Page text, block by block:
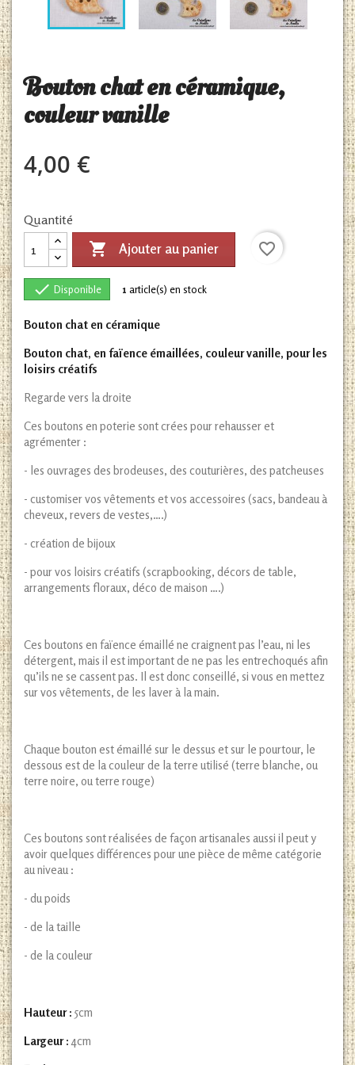
Bouton chat en céramique,
couleur vanille
4,00 €
Quantité
 Ajouter au panier favorite_border
 Disponible 1 article(s) en stock
Bouton chat en céramique
Bouton chat, en faïence émaillées, couleur vanille, pour les
loisirs créatifs
Regarde vers la droite
Ces boutons en poterie sont crées pour rehausser et
agrémenter :
- les ouvrages des brodeuses, des couturières, des patcheuses
- customiser vos vêtements et vos accessoires (sacs, bandeau à
cheveux, revers de vestes,….)
- création de bijoux
- pour vos loisirs créatifs (scrapbooking, décors de table,
arrangements floraux, déco de maison ….)
Ces boutons en faïence émaillé ne craignent pas l’eau, ni les
détergent, mais il est important de ne pas les entrechoqués afin
qu’ils ne se cassent pas. Il est donc conseillé, si vous en mettez
sur vos vêtements, de les laver à la main.
Chaque bouton est émaillé sur le dessus et sur le pourtour, le
dessous est de la couleur de la terre utilisé (terre blanche, ou
terre noire, ou terre rouge)
Ces boutons sont réalisées de façon artisanales aussi il peut y
avoir quelques différences pour une pièce de même catégorie
au niveau :
- du poids
- de la taille
- de la couleur
Hauteur : 5cm
Largeur :4cm